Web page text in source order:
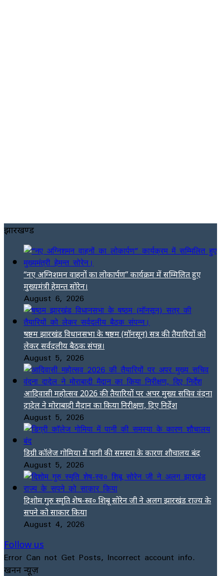
झारखण्ड
“नए अग्निशमन वाहनों का लोकार्पण” कार्यक्रम में सम्मिलित हुए
मुख्यमंत्री हेमन्त सोरेन।
August 6, 2026
षष्ठम झारखंड विधानसभा के षष्ठम (मॉनसून) सत्र की तैयारियों को
लेकर सर्वदलीय बैठक संपन्न।
August 5, 2026
आदिवासी महोत्सव 2026 की तैयारियों पर अपर मुख्य सचिव वंदना
दादेल ने मोराबादी मैदान का किया निरीक्षण, दिए निर्देश
August 5, 2026
डिग्री कॉलेज गोमिया में पानी की समस्या के कारण शौचालय बंद
August 5, 2026
दिशोम गुरु स्मृति शेष-स्व० शिबू सोरेन जी ने अलग झारखंड राज्य के
सपने को साकार किया
August 4, 2026
Follow us
Error Can not Get Posts, Incorrect account info.
खनन न्यूज़